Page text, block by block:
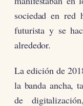
sociedad en red
futurista y se
alrededor.
La edición de
la banda ancha,
de